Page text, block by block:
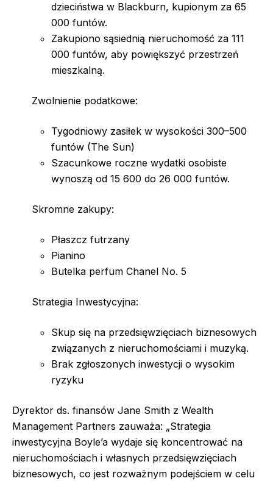
dzieciństwa w Blackburn, kupionym za 65
000 funtów.
Zakupiono sąsiednią nieruchomość za 111
000 funtów, aby powiększyć przestrzeń
mieszkalną.
Zwolnienie podatkowe:
Tygodniowy zasiłek w wysokości 300–500
funtów (The Sun)
Szacunkowe roczne wydatki osobiste
wynoszą od 15 600 do 26 000 funtów.
Skromne zakupy:
Płaszcz futrzany
Pianino
Butelka perfum Chanel No. 5
Strategia Inwestycyjna:
Skup się na przedsięwzięciach biznesowych
związanych z nieruchomościami i muzyką.
Brak zgłoszonych inwestycji o wysokim
ryzyku
Dyrektor ds. finansów Jane Smith z Wealth
Management Partners zauważa: „Strategia
inwestycyjna Boyle’a wydaje się koncentrować na
nieruchomościach i własnych przedsięwzięciach
biznesowych, co jest rozważnym podejściem w celu